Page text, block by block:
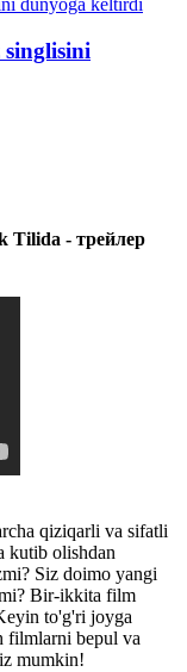
Tilida - трейлер
qiziqarli va sifatli
kutib olishdan
Siz doimo yangi
Bir-ikkita film
to'g'ri joyga
filmlarni bepul va
mumkin!